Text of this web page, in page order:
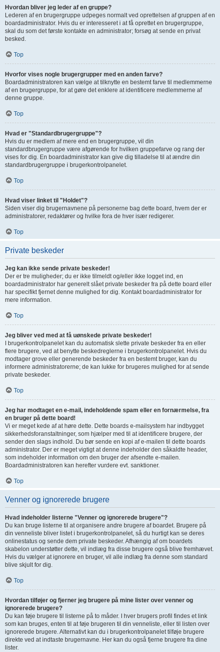
Hvordan bliver jeg leder af en gruppe?
Lederen af en brugergruppe udpeges normalt ved oprettelsen af gruppen af en
boardadministrator. Hvis du er interesseret i at få oprettet en brugergruppe,
skal du som det første kontakte en administrator; forsøg at sende en privat
besked.
Top
Hvorfor vises nogle brugergrupper med en anden farve?
Boardadministratoren kan vælge at tilknytte en bestemt farve til medlemmerne
af en brugergruppe, for at gøre det enklere at identificere medlemmerne af
denne gruppe.
Top
Hvad er "Standardbrugergruppe"?
Hvis du er medlem af mere end en brugergruppe, vil din
standardbrugergruppe være afgørende for hvilken gruppefarve og rang der
vises for dig. En boardadministrator kan give dig tilladelse til at ændre din
standardbrugergruppe i brugerkontrolpanelet.
Top
Hvad viser linket til "Holdet"?
Siden viser dig brugernavnene på personerne bag dette board, hvem der er
administratorer, redaktører og hvilke fora de hver især redigerer.
Top
Private beskeder
Jeg kan ikke sende private beskeder!
Der er tre muligheder; du er ikke tilmeldt og/eller ikke logget ind, en
boardadministrator har generelt slået private beskeder fra på dette board eller
har specifikt fjernet denne mulighed for dig. Kontakt boardadministrator for
mere information.
Top
Jeg bliver ved med at få uønskede private beskeder!
I brugerkontrolpanelet kan du automatisk slette private beskeder fra en eller
flere brugere, ved at benytte beskedreglerne i brugerkontrolpanelet. Hvis du
modtager grove eller generende beskeder fra en bestemt bruger, kan du
informere administratorerne; de kan lukke for brugeres mulighed for at sende
private beskeder.
Top
Jeg har modtaget en e-mail, indeholdende spam eller en fornærmelse, fra
en bruger på dette board!
Vi er meget kede af at høre dette. Dette boards e-mailsystem har indbygget
sikkerhedsforanstaltninger, som hjælper med til at identificere brugere, der
sender den slags indhold. Du bør sende en kopi af e-mailen til dette boards
administrator. Der er meget vigtigt at denne indeholder den såkaldte header,
som indeholder information om den bruger der afsendte e-mailen.
Boardadministratoren kan herefter vurdere evt. sanktioner.
Top
Venner og ignorerede brugere
Hvad indeholder listerne "Venner og ignorerede brugere"?
Du kan bruge listerne til at organisere andre brugere af boardet. Brugere på
din venneliste bliver listet i brugerkontrolpanelet, så du hurtigt kan se deres
onlinestatus og sende dem private beskeder. Afhængig af om boardets
skabelon understøtter dette, vil indlæg fra disse brugere også blive fremhævet.
Hvis du vælger at ignorere en bruger, vil alle indlæg fra denne som standard
blive skjult for dig.
Top
Hvordan tilføjer og fjerner jeg brugere på mine lister over venner og
ignorerede brugere?
Du kan føje brugere til listerne på to måder. I hver brugers profil findes et link
som kan bruges, enten til at føje brugeren til din venneliste, eller til listen over
ignorerede brugere. Alternativt kan du i brugerkontrolpanelet tilføje brugere
direkte ved at indtaste brugernavne. Her kan du også fjerne brugere fra dine
lister.